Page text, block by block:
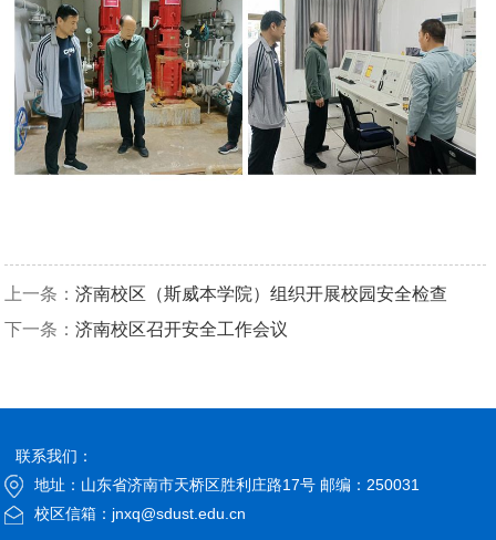
上一条：济南校区（斯威本学院）组织开展校园安全检查
下一条：济南校区召开安全工作会议
联系我们：
地址：山东省济南市天桥区胜利庄路17号 邮编：250031
校区信箱：jnxq@sdust.edu.cn